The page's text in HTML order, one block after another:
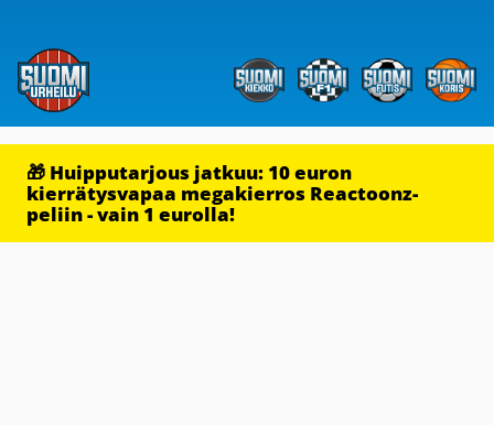
🎁 Huipputarjous jatkuu: 10 euron
kierrätysvapaa megakierros Reactoonz-
peliin - vain 1 eurolla!